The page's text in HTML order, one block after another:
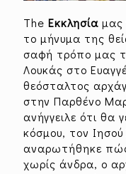
The Εκκλησία μας
το μήνυμα της
σαφή τρόπο μας
Λουκάς στο
θεόσταλτος
στην Παρθένο
ανήγγειλε ότι θα
κόσμου, τον
αναρωτήθηκε
χωρίς άνδρα, ο